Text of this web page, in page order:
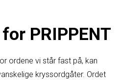
PRIPPENT
ordene vi står fast på, kan
kryssordgåter. Ordet